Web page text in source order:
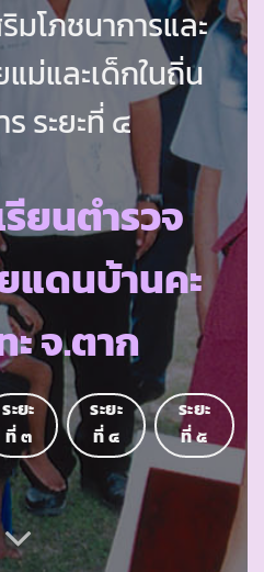
มโภชนาการและ
ม่และเด็กในถิ่น
ระยะที่ ๔
ยนตำรวจ
แดนบ้านคะ
จ.ตาก
ระยะ
ที่ ๓
ระยะ
ที่ ๔
ระยะ
ที่ ๕